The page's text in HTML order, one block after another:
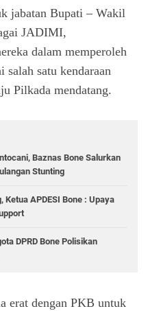
jabatan Bupati – Wakil
JADIMI,
dalam memperoleh
salah satu kendaraan
Pilkada mendatang.
Baznas Bone Salurkan
Stunting
Ketua APDESI Bone : Upaya
DPRD Bone Polisikan
erat dengan PKB untuk